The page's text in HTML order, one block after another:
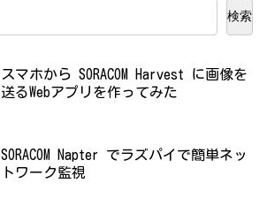
検索
スマホから SORACOM Harvest に画像を
送るWebアプリを作ってみた
SORACOM Napter でラズパイで簡単ネッ
トワーク監視